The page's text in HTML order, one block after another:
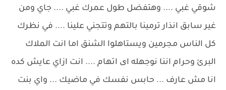
شوقي غبي .... وهتفضل طول عمرك غبي .... جاي ومن
غير سابق انذار ترمينا بالتهم وتتجني علينا .... في نظرك
كل الناس مجرمين ويستاهلوا الشنق اما انت الملاك
البرئ وحرام اننا نوجهله ای اتهام .... انت ازاي عايش كده
انا مش عارف ... حابس نفسك في ماضيك ... واي بنت